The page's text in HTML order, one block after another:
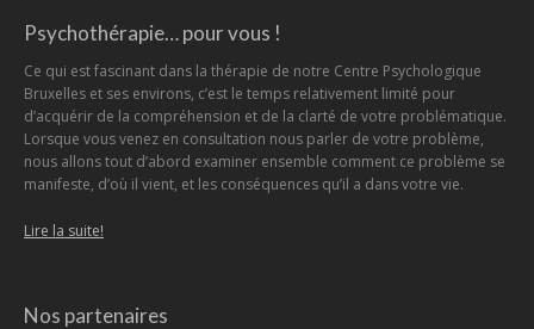
Psychothérapie… pour vous !
Ce qui est fascinant dans la thérapie de notre Centre Psychologique
Bruxelles et ses environs, c’est le temps relativement limité pour
d’acquérir de la compréhension et de la clarté de votre problématique.
Lorsque vous venez en consultation nous parler de votre problème,
nous allons tout d’abord examiner ensemble comment ce problème se
manifeste, d’où il vient, et les conséquences qu’il a dans votre vie.
Lire la suite!
Nos partenaires